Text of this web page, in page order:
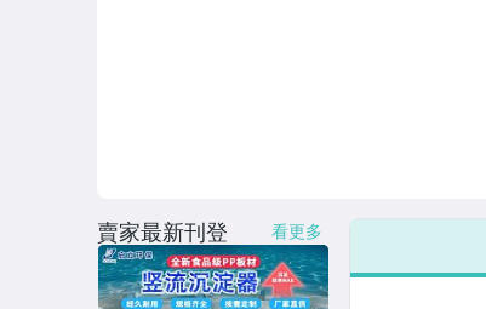
賣家最新刊登 看更多